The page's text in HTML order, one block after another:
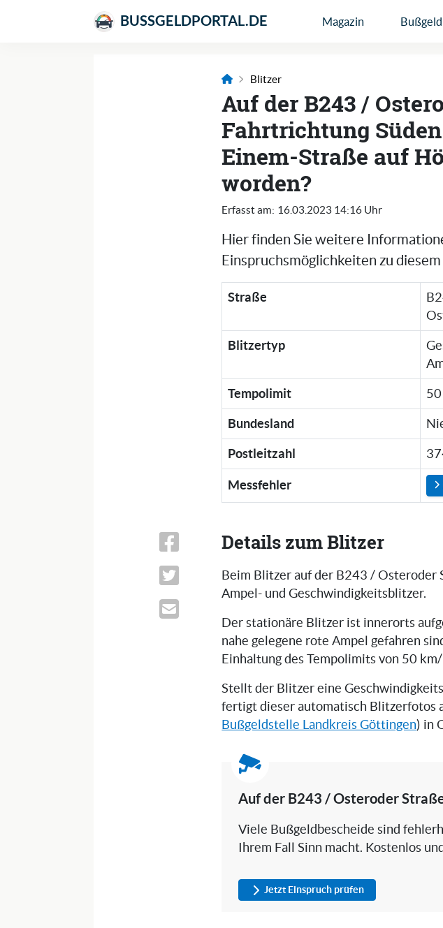
BUSSGELDPORTAL.DE Magazin
Blitzer
Auf der B243 /
Fahrtrichtung
Einem-Straße auf
worden?
Erfasst am: 16.03.2023 14:16 Uhr
Hier finden Sie weitere
Einspruchsmöglichkeiten zu
Straße
Blitzertyp
Tempolimit
Bundesland
Postleitzahl
Messfehler
Details zum Blitzer
Beim Blitzer auf der B243 / Osteroder
Ampel- und Geschwindigkeitsblitzer.
Der stationäre Blitzer ist innerorts
nahe gelegene rote Ampel gefahren
Einhaltung des Tempolimits von 50
Stellt der Blitzer eine
fertigt dieser automatisch Blitzerfotos
Bußgeldstelle Landkreis Göttingen) in
Auf der B243 / Osteroder
Viele Bußgeldbescheide sind
Ihrem Fall Sinn macht. Kostenlos
Jetzt Einspruch prüfen